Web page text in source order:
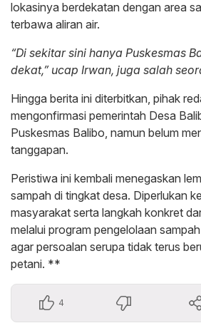
lokasinya berdekatan dengan area
terbawa aliran air.
“Di sekitar sini hanya Puskesmas
dekat,” ucap Irwan, juga salah
Hingga berita ini diterbitkan, pihak
mengonfirmasi pemerintah Desa
Puskesmas Balibo, namun belum
tanggapan.
Peristiwa ini kembali menegaskan
sampah di tingkat desa. Diperlukan
masyarakat serta langkah konkret
melalui program pengelolaan
agar persoalan serupa tidak terus
petani. **
4